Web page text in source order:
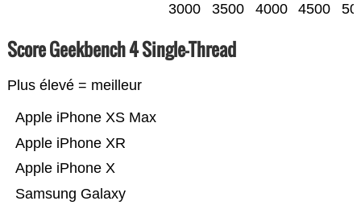
3000 3500 4000 4500
Score Geekbench 4 Single-Thread
Plus élevé = meilleur
Samsung Galaxy
Apple iPhone X
Apple iPhone XR
Apple iPhone XS Max